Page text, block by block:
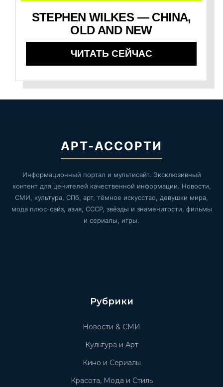
STEPHEN WILKES — CHINA,
OLD AND NEW
ЧИТАТЬ СЕЙЧАС
АРТ-АССОРТИ
Информационный портал и мультисайт. Эксклюзивный
контент для ценителей качественной информации. Новости,
СМИ, культура, СПб, арт, тёмное искусство, девушки мира,
мода плюс-сайз, азия, СССР, звёзды и знаменитости, фильмы
и сериалы, игры.
Рубрики
Новости & СМИ
Культура и Арт
Кино и Сериалы
Красота, Мода и Стиль